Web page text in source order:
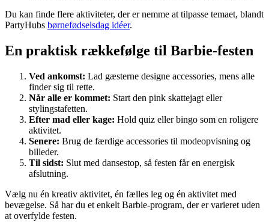
Du kan finde flere aktiviteter, der er nemme at tilpasse temaet, blandt
PartyHubs børnefødselsdag idéer.
En praktisk rækkefølge til Barbie-festen
Ved ankomst: Lad gæsterne designe accessories, mens alle
finder sig til rette.
Når alle er kommet: Start den pink skattejagt eller
stylingstafetten.
Efter mad eller kage: Hold quiz eller bingo som en roligere
aktivitet.
Senere: Brug de færdige accessories til modeopvisning og
billeder.
Til sidst: Slut med dansestop, så festen får en energisk
afslutning.
Vælg nu én kreativ aktivitet, én fælles leg og én aktivitet med
bevægelse. Så har du et enkelt Barbie-program, der er varieret uden
at overfylde festen.